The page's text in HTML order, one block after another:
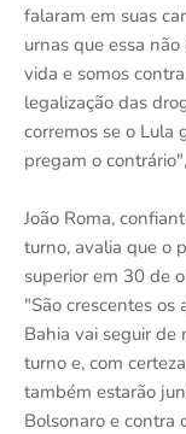
falaram em suas
urnas que essa
vida e somos
legalização das
corremos se o Lula
pregam o
João Roma,
turno, avalia que o
superior em 30 de
"São crescentes os
Bahia vai seguir de
turno e, com
também estarão
Bolsonaro e contra